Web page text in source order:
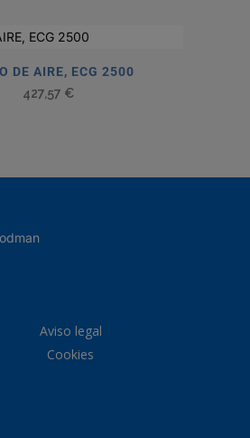
DE AIRE, ECG 2500
427,57 €
Aviso legal
Cookies